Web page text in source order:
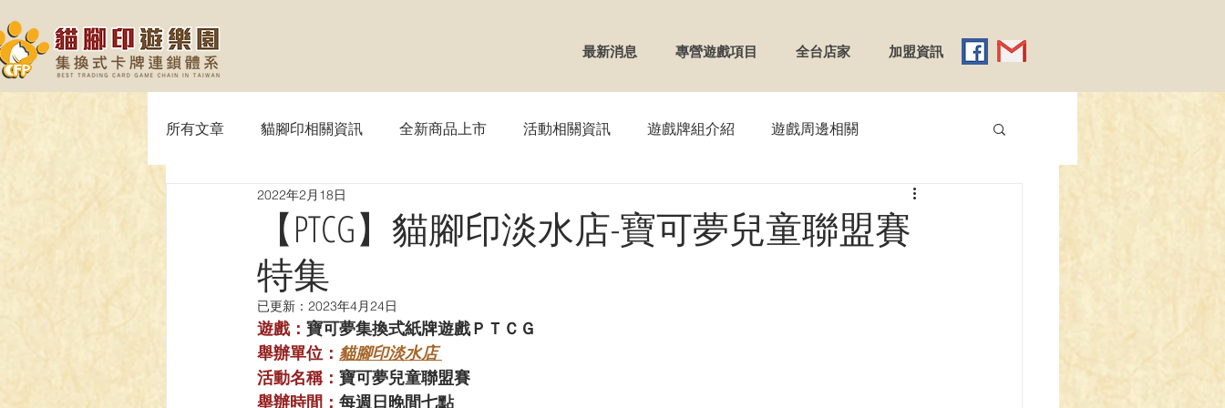
最新消息 專營遊戲項目 全台店家 加盟資訊
所有文章 貓腳印相關資訊 全新商品上市 活動相關資訊 遊戲牌組介紹 遊戲周邊相關
【MTG】魔法風雲會 【YGO】遊戲王
【SVE】闇影詩章
【OPTCG】航海王 【UA】UNION ARENA
【PTCG】貓腳印淡水店-寶可夢兒童聯盟賽
特集
2022年2月18日
已更新： 2023年4月24日
遊戲： 寶可夢集換式紙牌遊戲ＰＴＣＧ
舉辦單位： 貓腳印淡水店
活動名稱： 寶可夢兒童聯盟賽
舉辦時間： 每週日晚間七點